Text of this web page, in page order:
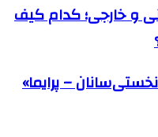
و خارجی؛ کدام کیف
– پرایما»